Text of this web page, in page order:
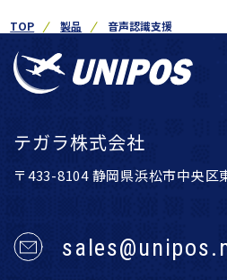
TOP 製品 音声認識支援
テガラ株式会社
〒433-8104 静岡県浜松市中央区